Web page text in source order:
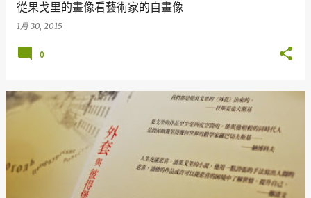
從果戈里的畫像看藝術家的自畫像
1月 30, 2015
0